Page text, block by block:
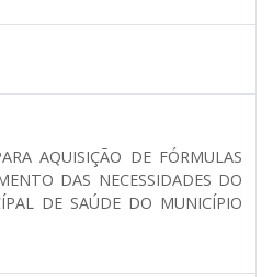
AQUISIÇÃO DE FÓRMULAS
DAS NECESSIDADES DO
DE SAÚDE DO MUNICÍPIO